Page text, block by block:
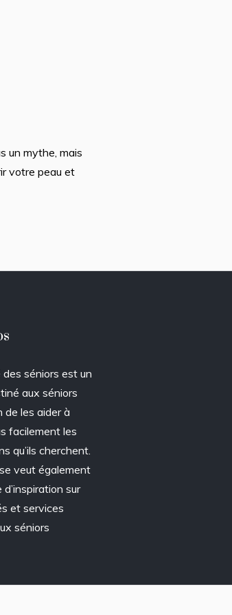
un mythe, mais
votre peau et
des séniors est un
aux séniors
de les aider à
facilement les
qu’ils cherchent.
veut également
d’inspiration sur
et services
séniors